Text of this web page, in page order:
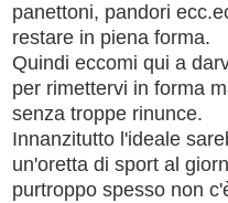
panettoni, pandori
restare in piena forma.
Quindi eccomi qui a
per rimettervi in forma
senza troppe rinunce.
Innanzitutto l'ideale
un'oretta di sport al
purtroppo spesso non